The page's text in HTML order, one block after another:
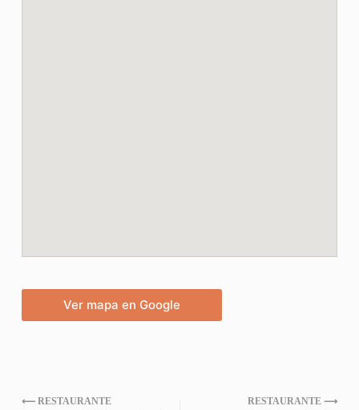
Ver mapa en Google
⟵ RESTAURANTE RESTAURANTE ⟶